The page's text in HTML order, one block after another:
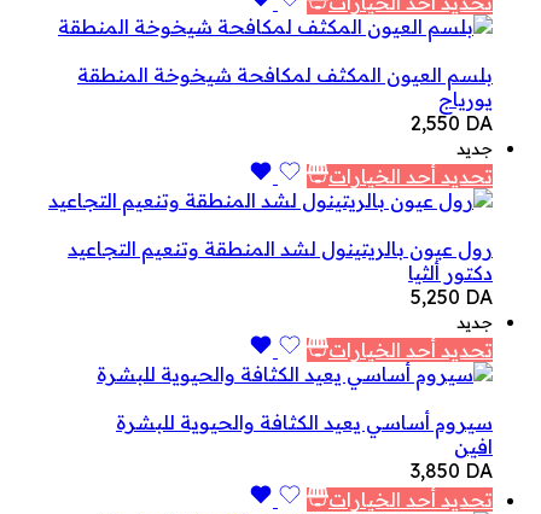
بلسم العيون المكثف لمكافحة شيخوخة المنطقة
يورياج
2,550 DA
جديد
تحديد أحد الخيارات
رول عيون بالريتينول لشد المنطقة وتنعيم التجاعيد
دكتور ألثيا
5,250 DA
جديد
تحديد أحد الخيارات
سيروم أساسي يعيد الكثافة والحيوية للبشرة
افين
3,850 DA
تحديد أحد الخيارات